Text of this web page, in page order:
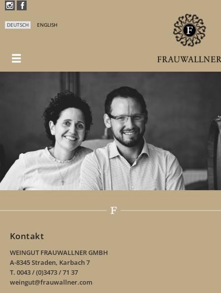
DEUTSCH ENGLISH
Kontakt
WEINGUT FRAUWALLNER GMBH
A-8345 Straden, Karbach 7
T. 0043 / (0)3473 / 71 37
weingut@frauwallner.com